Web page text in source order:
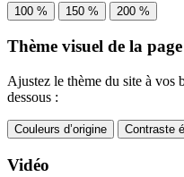
100 % 150 % 200 %
Thème visuel de la page
Ajustez le thème du site à vos
dessous :
Couleurs d’origine Contraste
Vidéo